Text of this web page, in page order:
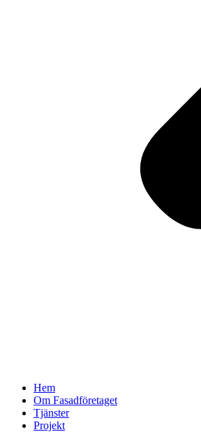
Hem
Om Fasadföretaget
Tjänster
Projekt